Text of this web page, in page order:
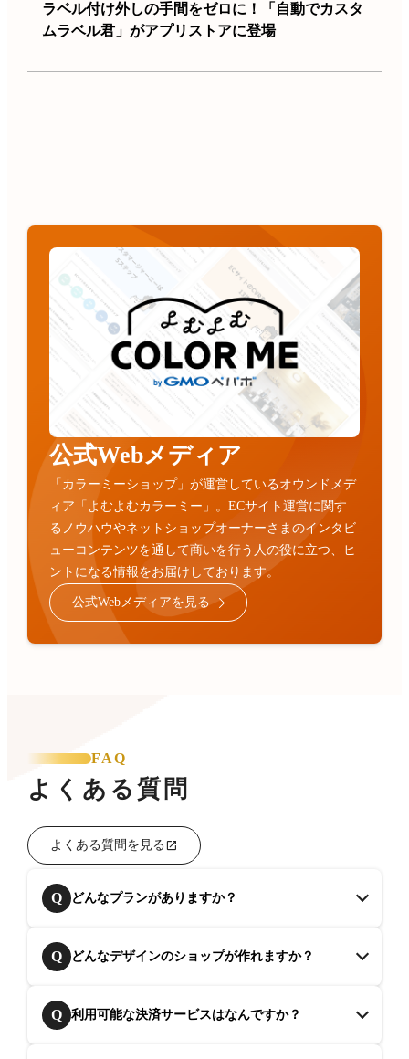
ラベル付け外しの手間をゼロに！「自動でカスタ
ムラベル君」がアプリストアに登場
公式Webメディア
「カラーミーショップ」が運営しているオウンドメデ
ィア「よむよむカラーミー」。ECサイト運営に関す
るノウハウやネットショップオーナーさまのインタビ
ューコンテンツを通して商いを行う人の役に立つ、ヒ
ントになる情報をお届けしております。
公式Webメディアを見る
FAQ
よくある質問
よくある質問を見る
Q どんなプランがありますか？
Q どんなデザインのショップが作れますか？
Q 利用可能な決済サービスはなんですか？